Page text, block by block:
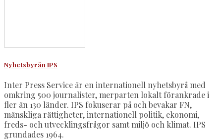
Nyhetsbyrån IPS
Inter Press Service är en internationell nyhetsbyrå med
omkring 500 journalister, merparten lokalt förankrade i
fler än 130 länder. IPS fokuserar på och bevakar FN,
mänskliga rättigheter, internationell politik, ekonomi,
freds- och utvecklingsfrågor samt miljö och klimat. IPS
grundades 1964.